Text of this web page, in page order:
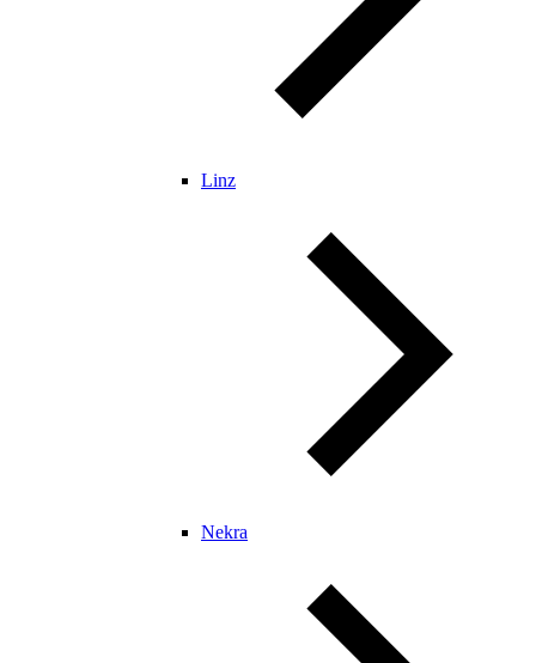
Linz
Nekra